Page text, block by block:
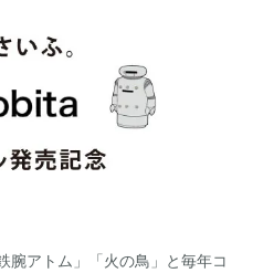
腕アトム」「火の鳥」と毎年コ